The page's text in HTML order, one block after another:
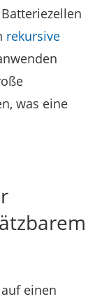
rekursive
was eine
einen